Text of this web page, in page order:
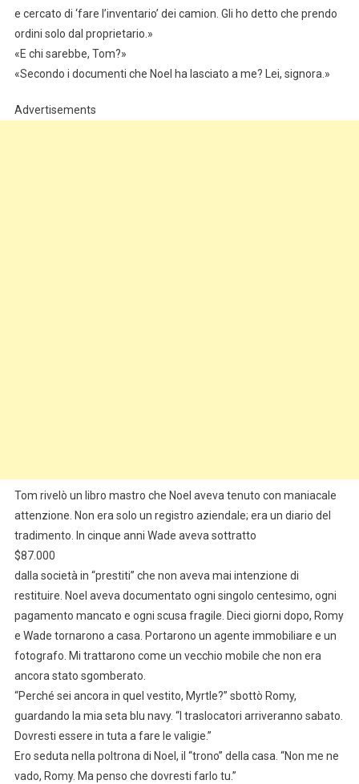
e cercato di ‘fare l’inventario’ dei camion. Gli ho detto che prendo
ordini solo dal proprietario.»
«E chi sarebbe, Tom?»
«Secondo i documenti che Noel ha lasciato a me? Lei, signora.»
Advertisements
Tom rivelò un libro mastro che Noel aveva tenuto con maniacale
attenzione. Non era solo un registro aziendale; era un diario del
tradimento. In cinque anni Wade aveva sottratto
$87.000
dalla società in “prestiti” che non aveva mai intenzione di
restituire. Noel aveva documentato ogni singolo centesimo, ogni
pagamento mancato e ogni scusa fragile. Dieci giorni dopo, Romy
e Wade tornarono a casa. Portarono un agente immobiliare e un
fotografo. Mi trattarono come un vecchio mobile che non era
ancora stato sgomberato.
“Perché sei ancora in quel vestito, Myrtle?” sbottò Romy,
guardando la mia seta blu navy. “I traslocatori arriveranno sabato.
Dovresti essere in tuta a fare le valigie.”
Ero seduta nella poltrona di Noel, il “trono” della casa. “Non me ne
vado, Romy. Ma penso che dovresti farlo tu.”